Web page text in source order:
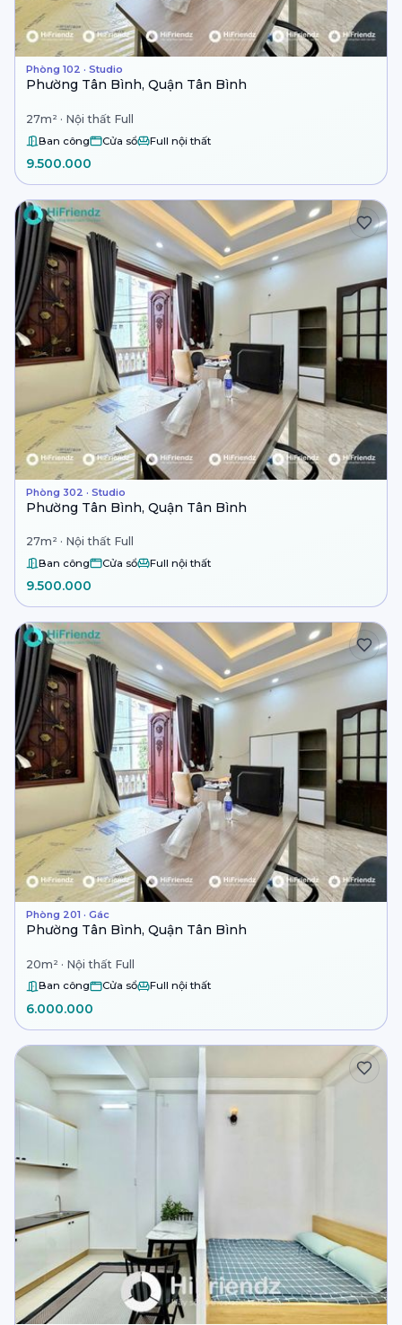
Phòng 102 · Studio
Phường Tân Bình, Quận Tân Bình
27m² · Nội thất Full
Ban công Cửa sổ Full nội thất
9.500.000
Phòng 302 · Studio
Phường Tân Bình, Quận Tân Bình
27m² · Nội thất Full
Ban công Cửa sổ Full nội thất
9.500.000
Phòng 201 · Gác
Phường Tân Bình, Quận Tân Bình
20m² · Nội thất Full
Ban công Cửa sổ Full nội thất
6.000.000